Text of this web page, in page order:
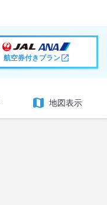
航空券付きプラン
地図表示